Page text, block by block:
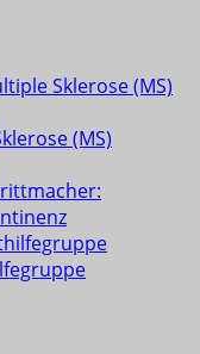
Sklerose (MS)
(MS)